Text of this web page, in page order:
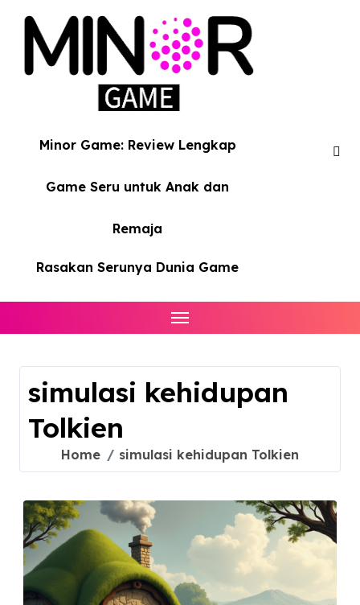
content
Minor Game: Review Lengkap
Game Seru untuk Anak dan
Remaja
Rasakan Serunya Dunia Game
simulasi kehidupan
Tolkien
Home simulasi kehidupan Tolkien